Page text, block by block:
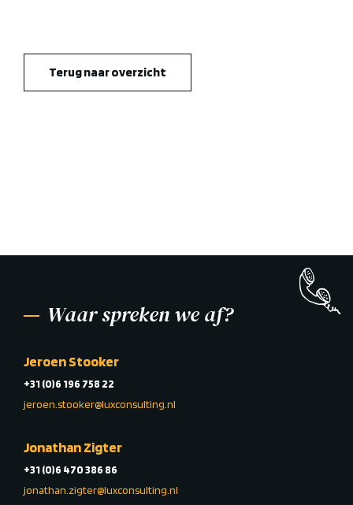
Terug naar overzicht
Waar spreken we af?
Jeroen Stooker
+31 (0)6 196 758 22
jeroen.stooker@luxconsulting.nl
Jonathan Zigter
+31 (0)6 470 386 86
jonathan.zigter@luxconsulting.nl